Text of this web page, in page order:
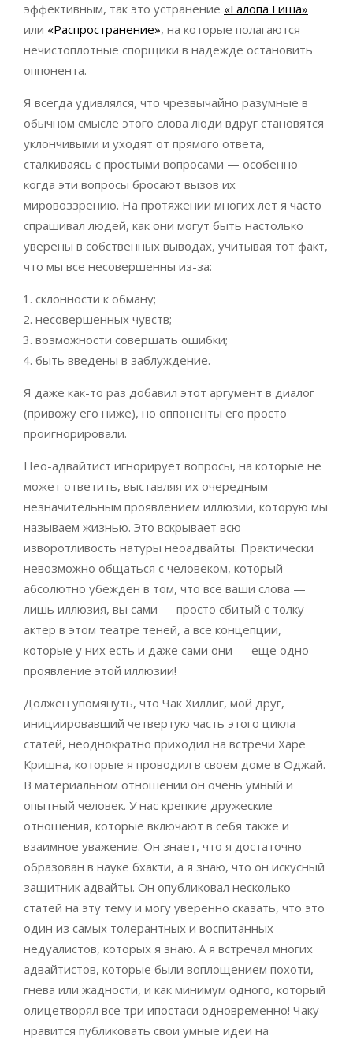
эффективным, так это устранение «Галопа Гиша»
или «Распространение», на которые полагаются
нечистоплотные спорщики в надежде остановить
оппонента.
Я всегда удивлялся, что чрезвычайно разумные в
обычном смысле этого слова люди вдруг становятся
уклончивыми и уходят от прямого ответа,
сталкиваясь с простыми вопросами — особенно
когда эти вопросы бросают вызов их
мировоззрению. На протяжении многих лет я часто
спрашивал людей, как они могут быть настолько
уверены в собственных выводах, учитывая тот факт,
что мы все несовершенны из-за:
склонности к обману;
несовершенных чувств;
возможности совершать ошибки;
быть введены в заблуждение.
Я даже как-то раз добавил этот аргумент в диалог
(привожу его ниже), но оппоненты его просто
проигнорировали.
Нео-адвайтист игнорирует вопросы, на которые не
может ответить, выставляя их очередным
незначительным проявлением иллюзии, которую мы
называем жизнью. Это вскрывает всю
изворотливость натуры неоадвайты. Практически
невозможно общаться с человеком, который
абсолютно убежден в том, что все ваши слова —
лишь иллюзия, вы сами — просто сбитый с толку
актер в этом театре теней, а все концепции,
которые у них есть и даже сами они — еще одно
проявление этой иллюзии!
Должен упомянуть, что Чак Хиллиг, мой друг,
инициировавший четвертую часть этого цикла
статей, неоднократно приходил на встречи Харе
Кришна, которые я проводил в своем доме в Оджай.
В материальном отношении он очень умный и
опытный человек. У нас крепкие дружеские
отношения, которые включают в себя также и
взаимное уважение. Он знает, что я достаточно
образован в науке бхакти, а я знаю, что он искусный
защитник адвайты. Он опубликовал несколько
статей на эту тему и могу уверенно сказать, что это
один из самых толерантных и воспитанных
недуалистов, которых я знаю. А я встречал многих
адвайтистов, которые были воплощением похоти,
гнева или жадности, и как минимум одного, который
олицетворял все три ипостаси одновременно! Чаку
нравится публиковать свои умные идеи на